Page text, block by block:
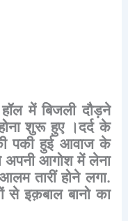
हॉल में बिजली दौड़ने
शुरू हुए ।दर्द के
पकी हुई आवाज के
अपनी आगोश में लेना
आलम तारीं होने लगा.
से इक़बाल बानो का